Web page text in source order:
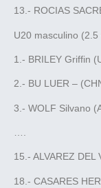
13.- ROCIAS
U20 masculino (2.5
1.- BRILEY Griffin
2.- BU LUER –
3.- WOLF Silvano
15.- ALVAREZ DEL
18.- CASARES